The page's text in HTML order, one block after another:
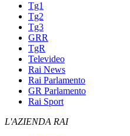
Tg1
Tg2
Tg3
GRR
TgR
Televideo
Rai News
Rai Parlamento
GR Parlamento
Rai Sport
L'AZIENDA RAI